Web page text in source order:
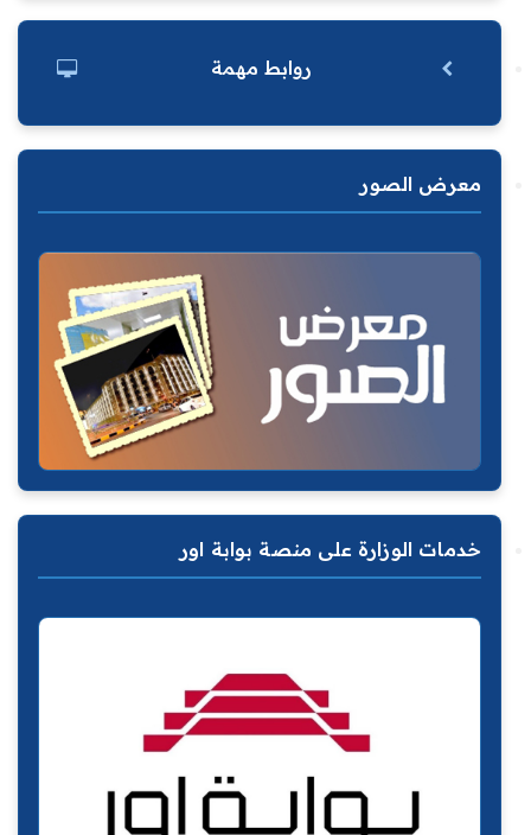
روابط مهمة
معرض الصور
خدمات الوزارة على منصة بوابة اور